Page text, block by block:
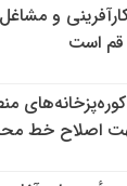
و
است
اصلاح خط